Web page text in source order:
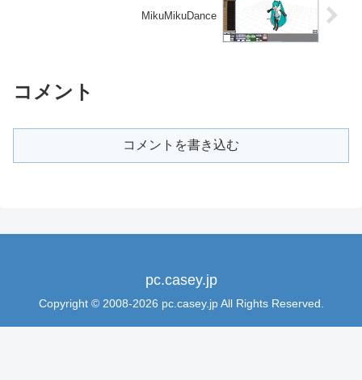
MikuMikuDance
コメント
コメントを書き込む
pc.casey.jp
Copyright © 2008-2026 pc.casey.jp All Rights Reserved.